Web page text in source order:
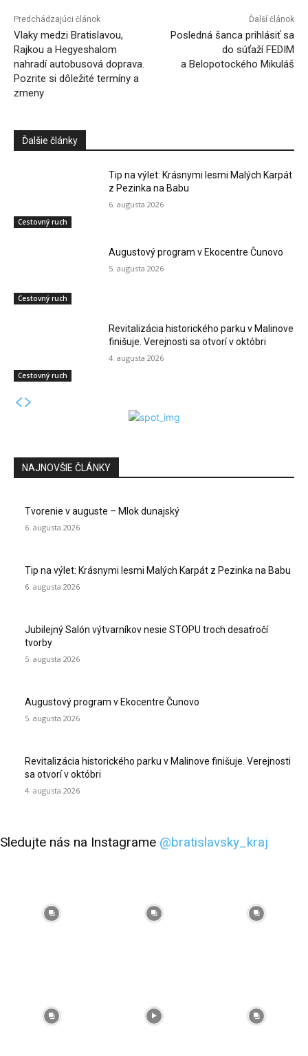
Predchádzajúci článok
Vlaky medzi Bratislavou,
Rajkou a Hegyeshalom
nahradí autobusová doprava.
Pozrite si dôležité termíny a
zmeny
Ďalší článok
Posledná šanca prihlásiť sa
do súťaží FEDIM
a Belopotockého Mikuláš
Ďalšie články
Cestovný ruch
Tip na výlet: Krásnymi lesmi Malých Karpát
z Pezinka na Babu
6. augusta 2026
Cestovný ruch
Augustový program v Ekocentre Čunovo
5. augusta 2026
Cestovný ruch
Revitalizácia historického parku v Malinove
finišuje. Verejnosti sa otvorí v októbri
4. augusta 2026
NAJNOVŠIE ČLÁNKY
Tvorenie v auguste – Mlok dunajský
6. augusta 2026
Tip na výlet: Krásnymi lesmi Malých Karpát z Pezinka na Babu
6. augusta 2026
Jubilejný Salón výtvarníkov nesie STOPU troch desaťročí
tvorby
5. augusta 2026
Augustový program v Ekocentre Čunovo
5. augusta 2026
Revitalizácia historického parku v Malinove finišuje. Verejnosti
sa otvorí v októbri
4. augusta 2026
Sledujte nás na Instagrame @bratislavsky_kraj